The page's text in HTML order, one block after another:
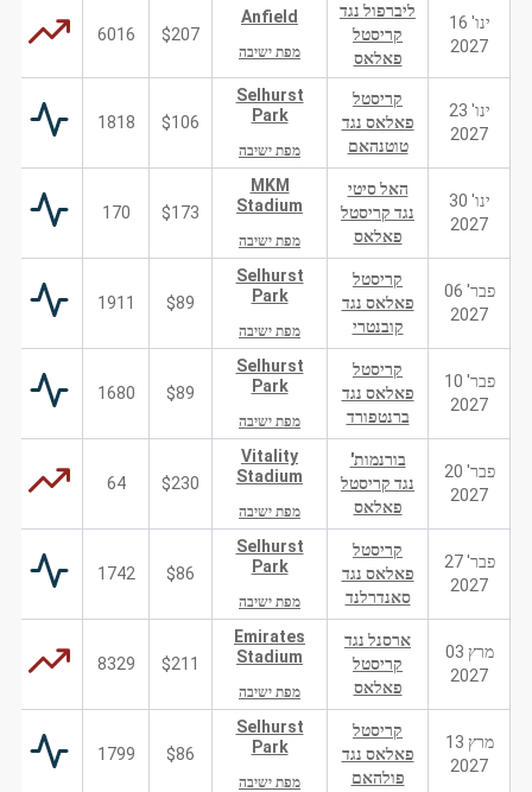
ינו' 16
2027
ליברפול נגד
קריסטל
פאלאס
Anfield
מפת ישיבה
$207
6016
ינו' 23
2027
קריסטל
פאלאס נגד
טוטנהאם
Selhurst
Park
מפת ישיבה
$106
1818
ינו' 30
2027
האל סיטי
נגד קריסטל
פאלאס
MKM
Stadium
מפת ישיבה
$173
170
פבר' 06
2027
קריסטל
פאלאס נגד
קובנטרי
Selhurst
Park
מפת ישיבה
$89
1911
פבר' 10
2027
קריסטל
פאלאס נגד
ברנטפורד
Selhurst
Park
מפת ישיבה
$89
1680
פבר' 20
2027
בורנמות'
נגד קריסטל
פאלאס
Vitality
Stadium
מפת ישיבה
$230
64
פבר' 27
2027
קריסטל
פאלאס נגד
סאנדרלנד
Selhurst
Park
מפת ישיבה
$86
1742
מרץ 03
2027
ארסנל נגד
קריסטל
פאלאס
Emirates
Stadium
מפת ישיבה
$211
8329
מרץ 13
2027
קריסטל
פאלאס נגד
פולהאם
Selhurst
Park
מפת ישיבה
$86
1799